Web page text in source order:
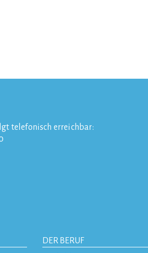
telefonisch erreichbar:
DER BERUF